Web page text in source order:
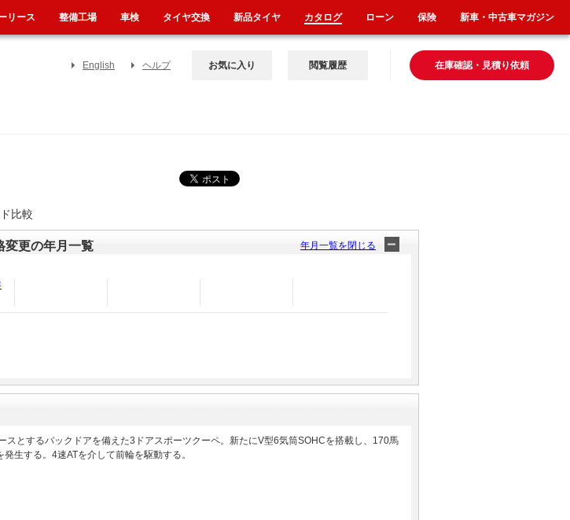
English ヘルプ 在庫確認・見積り依頼
お気に入り 閲覧履歴
比較
変更の年月一覧 年月一覧を閉じる
スとするバックドアを備えた3ドアスポーツクーペ。新たにV型6気筒SOHCを搭載し、170馬
生する。4速ATを介して前輪を駆動する。
リース 整備工場 車検 タイヤ交換 新品タイヤ カタログ ローン 保険 新車・中古車マガジン